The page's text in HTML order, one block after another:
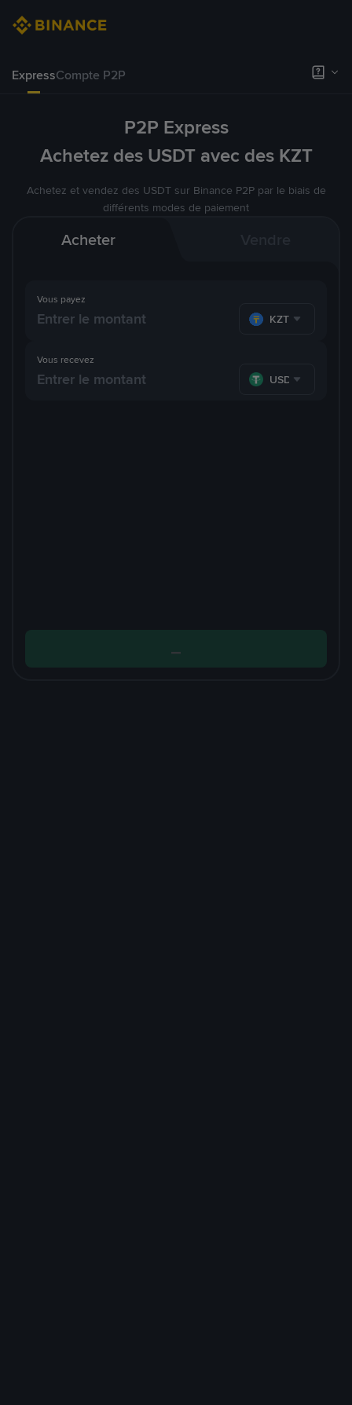
ExpressCompte P2P
P2P Express
Achetez des USDT avec des KZT
Achetez et vendez des USDT sur Binance P2P par le biais de
différents modes de paiement
Acheter
Vous payez
KZT
Vous recevez
USDT